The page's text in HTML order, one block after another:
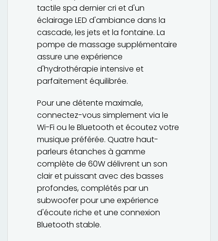
tactile spa dernier cri et d'un
éclairage LED d'ambiance dans la
cascade, les jets et la fontaine. La
pompe de massage supplémentaire
assure une expérience
d'hydrothérapie intensive et
parfaitement équilibrée.
Pour une détente maximale,
connectez-vous simplement via le
Wi-Fi ou le Bluetooth et écoutez votre
musique préférée. Quatre haut-
parleurs étanches à gamme
complète de 60W délivrent un son
clair et puissant avec des basses
profondes, complétés par un
subwoofer pour une expérience
d'écoute riche et une connexion
Bluetooth stable.